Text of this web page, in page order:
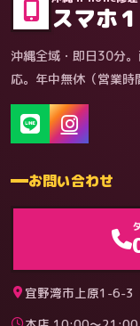
スマホ
沖縄全域・即日30分
応。年中無休（営業時
お問い合わせ
宜野湾市上原1-6-3